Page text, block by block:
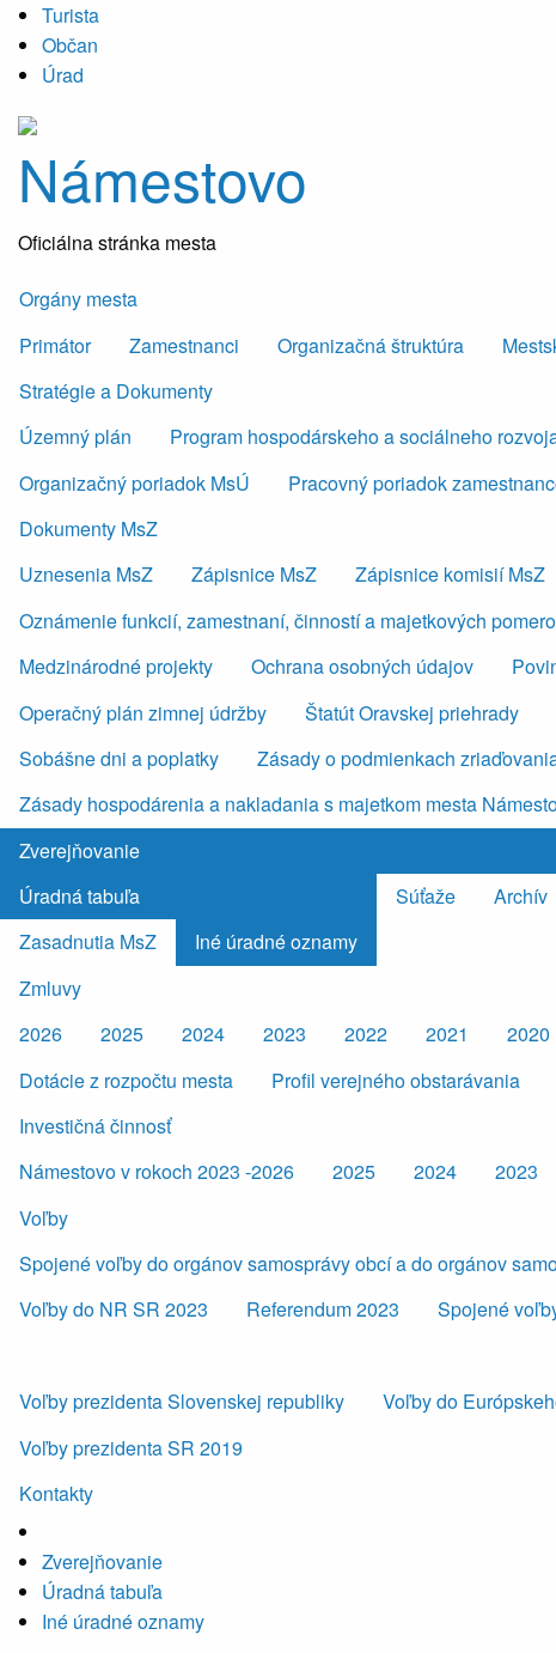
Turista
Občan
Úrad
Námestovo
Oficiálna stránka mesta
Orgány mesta
Primátor
Zamestnanci Organizačná štruktúra
Stratégie a Dokumenty
Územný plán
Program hospodárskeho a sociálneho
Organizačný poriadok MsÚ
Pracovný poriadok
Dokumenty MsZ
Uznesenia MsZ
Zápisnice MsZ Zápisnice komisií MsZ
Oznámenie funkcií, zamestnaní, činností a majetkových
Medzinárodné projekty
Ochrana osobných údajov
Operačný plán zimnej údržby
Štatút Oravskej priehrady
Sobášne dni a poplatky
Zásady o podmienkach
Zásady hospodárenia a nakladania s majetkom mesta
Zverejňovanie
Úradná tabuľa
Zasadnutia MsZ
Iné úradné oznamy
Súťaže Archív
Zmluvy
2026
2025 2024 2023 2022 2021 2020
Dotácie z rozpočtu mesta Profil verejného obstarávania
Investičná činnosť
Námestovo v rokoch 2023 -2026
2025 2024 2023
Voľby
Spojené voľby do orgánov samosprávy obcí a do orgánov
Voľby do NR SR 2023
Referendum 2023 Spojené
Voľby prezidenta Slovenskej republiky
Voľby prezidenta SR 2019
Voľby do
Kontakty
Zverejňovanie
Úradná tabuľa
Iné úradné oznamy